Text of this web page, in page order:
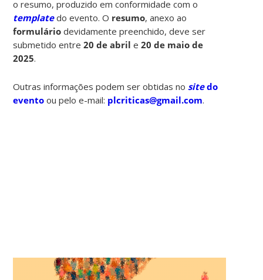
o resumo, produzido em conformidade com o
templatedo evento. O resumo, anexo ao
formulário devidamente preenchido, deve ser
submetido entre20 de abril e20 de maio de
2025.
Outras informações podem ser obtidas no sitedo
evento ou pelo e-mail: plcriticas@gmail.com.